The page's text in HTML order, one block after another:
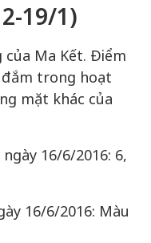
19/1)
của Ma Kết. Điểm
trong hoạt
mặt khác của
16/6/2016: 6,
16/6/2016: Màu